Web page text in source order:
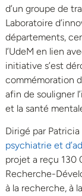
d’un groupe de
Laboratoire
départements,
l’UdeM en lien
initiative s’est
commémoration
afin de souligner
et la santé
Dirigé par
psychiatrie et
projet a reçu 130
Recherche-
à la recherche, à